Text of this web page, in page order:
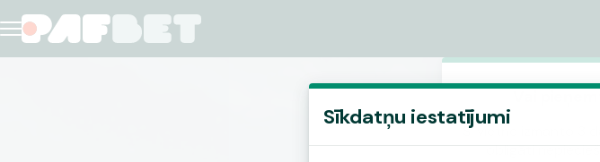
Šī vietne izmanto 3
obligāti
Sīkdatņu iestatījumi